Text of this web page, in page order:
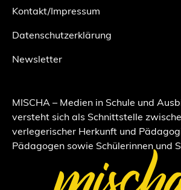
Kontakt/Impressum
Datenschutzerklärung
Newsletter
MISCHA – Medien in Schule und
versteht sich als Schnittstelle
verlegerischer Herkunft und
Pädagogen sowie Schülerinnen und